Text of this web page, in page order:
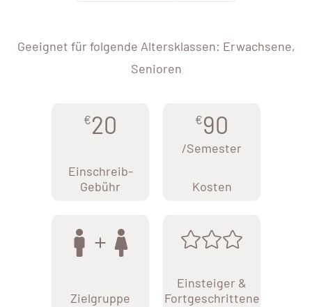
Geeignet für folgende Altersklassen: Erwachsene,
Senioren
€20
Einschreib-
Gebühr
€90
/Semester
Kosten
Zielgruppe
Einsteiger &
Fortgeschrittene